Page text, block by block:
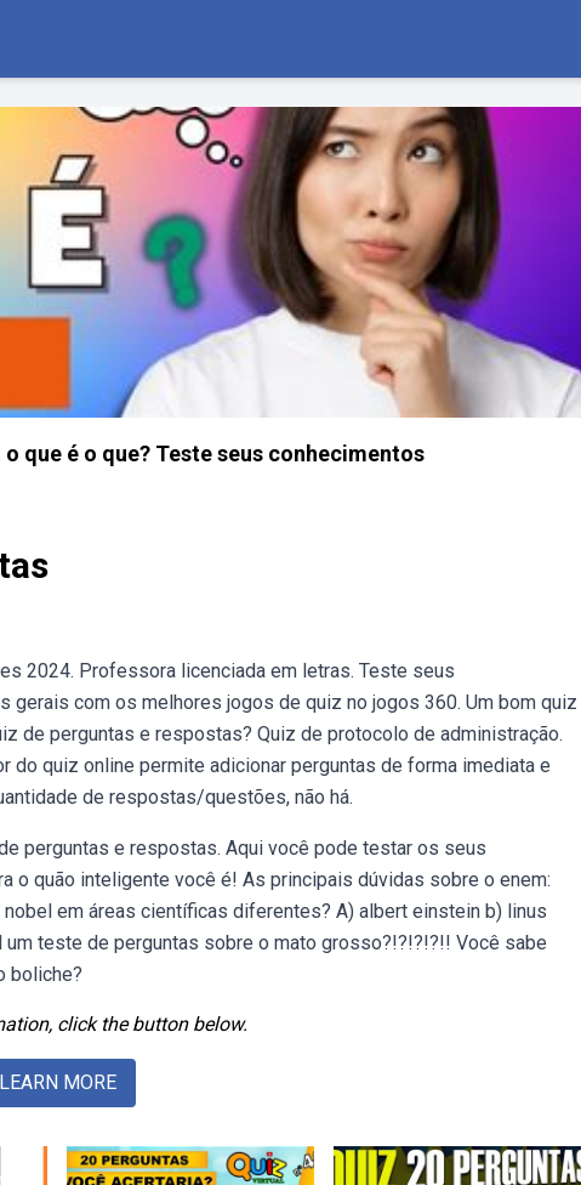
que é o que? Teste seus conhecimentos
2024. Professora licenciada em letras. Teste seus
com os melhores jogos de quiz no jogos 360. Um bom quiz
de perguntas e respostas? Quiz de protocolo de administração.
quiz online permite adicionar perguntas de forma imediata e
de respostas/questões, não há.
perguntas e respostas. Aqui você pode testar os seus
o quão inteligente você é! As principais dúvidas sobre o enem:
em áreas científicas diferentes? A) albert einstein b) linus
um teste de perguntas sobre o mato grosso?!?!?!?!! Você sabe
boliche?
click the button below.
LEARN MORE